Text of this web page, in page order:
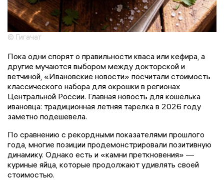
© Гигачат
Пока одни спорят о правильности кваса или кефира, а
другие мучаются выбором между докторской и
ветчиной, «Ивановские новости» посчитали стоимость
классического набора для окрошки в регионах
Центральной России. Главная новость для кошелька
ивановца: традиционная летняя тарелка в 2026 году
заметно подешевела.
По сравнению с рекордными показателями прошлого
года, многие позиции продемонстрировали позитивную
динамику. Однако есть и «камни преткновения» —
куриные яйца, которые продолжают удивлять своей
стоимостью.